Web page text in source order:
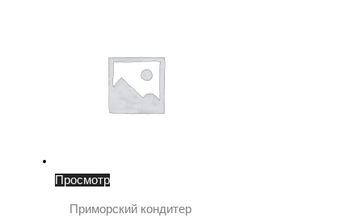
Просмотр
Приморский кондитер